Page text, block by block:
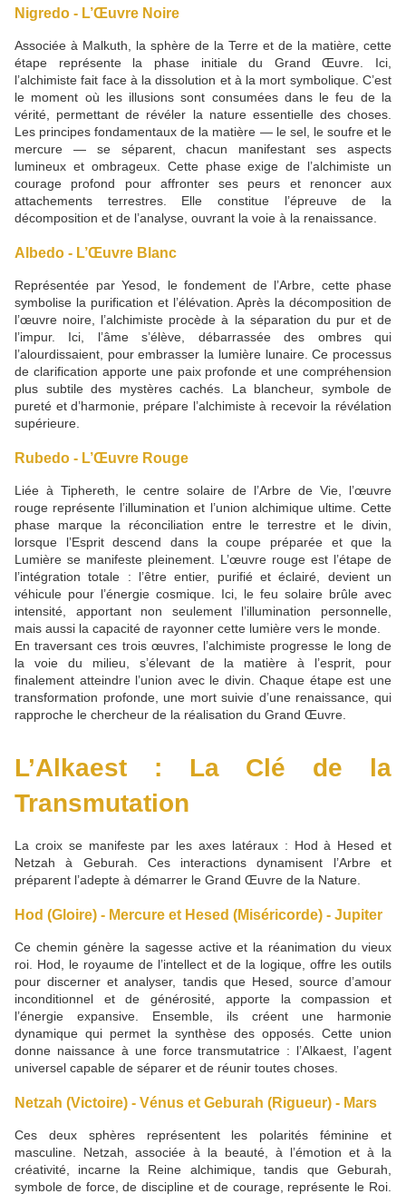
Nigredo - L’Œuvre Noire
Associée à Malkuth, la sphère de la Terre et de la matière, cette
étape représente la phase initiale du Grand Œuvre. Ici,
l’alchimiste fait face à la dissolution et à la mort symbolique. C’est
le moment où les illusions sont consumées dans le feu de la
vérité, permettant de révéler la nature essentielle des choses.
Les principes fondamentaux de la matière — le sel, le soufre et le
mercure — se séparent, chacun manifestant ses aspects
lumineux et ombrageux. Cette phase exige de l’alchimiste un
courage profond pour affronter ses peurs et renoncer aux
attachements terrestres. Elle constitue l’épreuve de la
décomposition et de l’analyse, ouvrant la voie à la renaissance.
Albedo - L’Œuvre Blanc
Représentée par Yesod, le fondement de l’Arbre, cette phase
symbolise la purification et l’élévation. Après la décomposition de
l’œuvre noire, l’alchimiste procède à la séparation du pur et de
l’impur. Ici, l’âme s’élève, débarrassée des ombres qui
l’alourdissaient, pour embrasser la lumière lunaire. Ce processus
de clarification apporte une paix profonde et une compréhension
plus subtile des mystères cachés. La blancheur, symbole de
pureté et d’harmonie, prépare l’alchimiste à recevoir la révélation
supérieure.
Rubedo - L’Œuvre Rouge
Liée à Tiphereth, le centre solaire de l’Arbre de Vie, l’œuvre
rouge représente l’illumination et l’union alchimique ultime. Cette
phase marque la réconciliation entre le terrestre et le divin,
lorsque l’Esprit descend dans la coupe préparée et que la
Lumière se manifeste pleinement. L’œuvre rouge est l’étape de
l’intégration totale : l’être entier, purifié et éclairé, devient un
véhicule pour l’énergie cosmique. Ici, le feu solaire brûle avec
intensité, apportant non seulement l’illumination personnelle,
mais aussi la capacité de rayonner cette lumière vers le monde.
En traversant ces trois œuvres, l’alchimiste progresse le long de
la voie du milieu, s’élevant de la matière à l’esprit, pour
finalement atteindre l’union avec le divin. Chaque étape est une
transformation profonde, une mort suivie d’une renaissance, qui
rapproche le chercheur de la réalisation du Grand Œuvre.
L’Alkaest : La Clé de la
Transmutation
La croix se manifeste par les axes latéraux : Hod à Hesed et
Netzah à Geburah. Ces interactions dynamisent l’Arbre et
préparent l’adepte à démarrer le Grand Œuvre de la Nature.
Hod (Gloire) - Mercure et Hesed (Miséricorde) - Jupiter
Ce chemin génère la sagesse active et la réanimation du vieux
roi. Hod, le royaume de l’intellect et de la logique, offre les outils
pour discerner et analyser, tandis que Hesed, source d’amour
inconditionnel et de générosité, apporte la compassion et
l’énergie expansive. Ensemble, ils créent une harmonie
dynamique qui permet la synthèse des opposés. Cette union
donne naissance à une force transmutatrice : l’Alkaest, l’agent
universel capable de séparer et de réunir toutes choses.
Netzah (Victoire) - Vénus et Geburah (Rigueur) - Mars
Ces deux sphères représentent les polarités féminine et
masculine. Netzah, associée à la beauté, à l’émotion et à la
créativité, incarne la Reine alchimique, tandis que Geburah,
symbole de force, de discipline et de courage, représente le Roi.